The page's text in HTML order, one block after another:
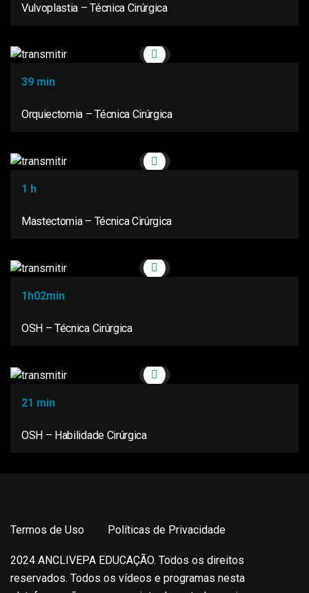
Vulvoplastia – Técnica Cirúrgica
39 min
Orquiectomia – Técnica Cirúrgica
1 h
Mastectomia – Técnica Cirúrgica
1h02min
OSH – Técnica Cirúrgica
21 min
OSH – Habilidade Cirúrgica
Termos de Uso Políticas de Privacidade
2024 ANCLIVEPA EDUCAÇÃO. Todos os direitos
reservados. Todos os vídeos e programas nesta